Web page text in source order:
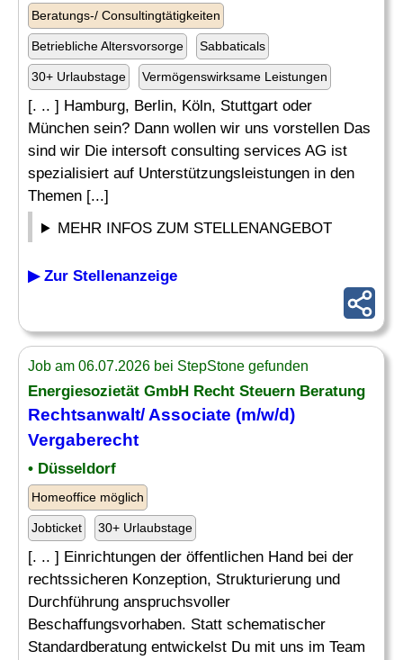
Beratungs-/ Consultingtätigkeiten
Betriebliche Altersvorsorge Sabbaticals
30+ Urlaubstage Vermögenswirksame Leistungen
[. .. ] Hamburg, Berlin, Köln, Stuttgart oder
München sein? Dann wollen wir uns vorstellen Das
sind wir Die intersoft consulting services AG ist
spezialisiert auf Unterstützungsleistungen in den
Themen [...]
MEHR INFOS ZUM STELLENANGEBOT
▶ Zur Stellenanzeige
Job am 06.07.2026 bei StepStone gefunden
Energiesozietät GmbH Recht Steuern Beratung
Rechtsanwalt/ Associate (m/w/d)
Vergaberecht
• Düsseldorf
Homeoffice möglich
Jobticket 30+ Urlaubstage
[. .. ] Einrichtungen der öffentlichen Hand bei der
rechtssicheren Konzeption, Strukturierung und
Durchführung anspruchsvoller
Beschaffungsvorhaben. Statt schematischer
Standardberatung entwickelst Du mit uns im Team